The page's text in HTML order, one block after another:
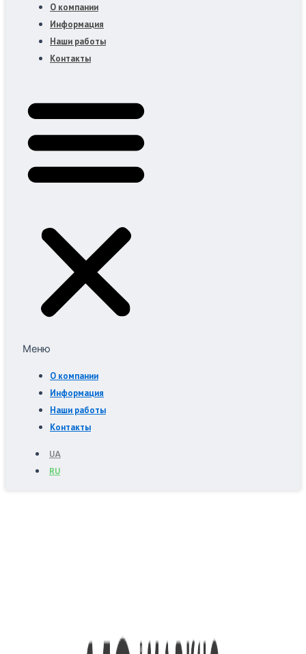
О компании
Информация
Наши работы
Контакты
Меню
О компании
Информация
Наши работы
Контакты
UA
RU